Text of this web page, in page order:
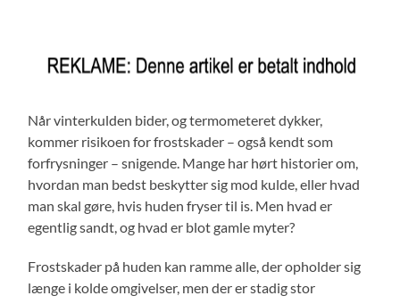
Når vinterkulden bider, og termometeret dykker,
kommer risikoen for frostskader – også kendt som
forfrysninger – snigende. Mange har hørt historier om,
hvordan man bedst beskytter sig mod kulde, eller hvad
man skal gøre, hvis huden fryser til is. Men hvad er
egentlig sandt, og hvad er blot gamle myter?
Frostskader på huden kan ramme alle, der opholder sig
længe i kolde omgivelser, men der er stadig stor